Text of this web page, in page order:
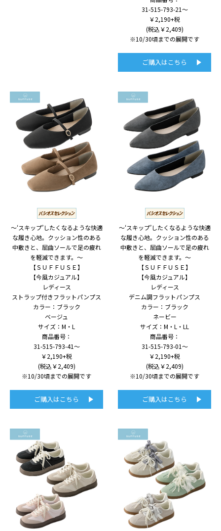
31-515-793-21～
￥2,190+税
(税込￥2,409)
※10/30頃までの展開です
ご購入はこちら
～‘スキップ’したくなるような快適
な履き心地。クッション性のある
中敷きと、屈曲ソールで足の疲れ
を軽減できます。～
【ＳＵＦＦＵＳＥ】
【今風カジュアル】
レディース
ストラップ付きフラットパンプス
カラー：ブラック
ベージュ
サイズ：M・L
商品番号：
31-515-793-41～
￥2,190+税
(税込￥2,409)
※10/30頃までの展開です
ご購入はこちら
～‘スキップ’したくなるような快適
な履き心地。クッション性のある
中敷きと、屈曲ソールで足の疲れ
を軽減できます。～
【ＳＵＦＦＵＳＥ】
【今風カジュアル】
レディース
デニム調フラットパンプス
カラー：ブラック
ネービー
サイズ：M・L・LL
商品番号：
31-515-793-01～
￥2,190+税
(税込￥2,409)
※10/30頃までの展開です
ご購入はこちら